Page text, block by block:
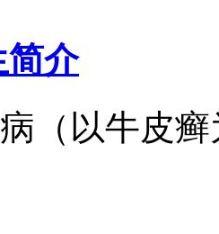
简介
（以牛皮